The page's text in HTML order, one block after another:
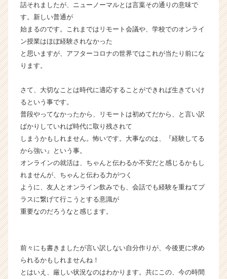
リ
（C
h
e
a
e
e
r）
話それましたが、ニューノーマルとは言葉その通りの意味で
す。新しい普通が
始まるのです。これまではリモート会議や、学校でのオンライ
ン授業はほぼ経験されなかった
と思いますが、アフターコロナの世界ではこれが当たり前にな
ります。
さて、大切なことは時代に適応することができれば生きていけ
るという事です。
普段やってなかったから、リモートは初めてだから、と言い訳
ばかりしていれば時代に取り残されて
しまうかもしれません。怖いです。大事なのは、『経験してる
から強い』という事。
オンラインの就活は、ちゃんと伝わるか不安だと感じるかもし
れませんが、ちゃんと伝わる力がつく
ように、友人とオンライン飲みでも、会話でも経験を重ねてプ
ラスに繋げて行こうとする意識が
重要なのだろうなと感じます。
前々にも書きましたが言い訳しない自分作りが、今後更に求め
られるかもしれませんね！
とはいえ、厳しい状況なのはわかります。共にこの、今の時間